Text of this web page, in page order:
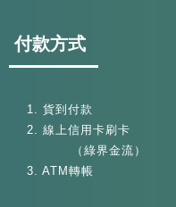
付款方式
1. 貨到付款
2. 線上信用卡刷卡
（綠界金流）
3. ATM轉帳